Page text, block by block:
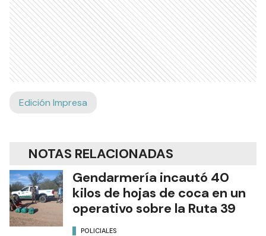
Edición Impresa
NOTAS RELACIONADAS
Gendarmería incautó 40
kilos de hojas de coca en un
operativo sobre la Ruta 39
POLICIALES